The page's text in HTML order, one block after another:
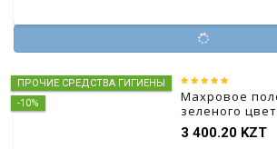
ПРОЧИЕ СРЕДСТВА ГИГИЕНЫ
-10%
Махровое
зеленого
3 400.20 KZT